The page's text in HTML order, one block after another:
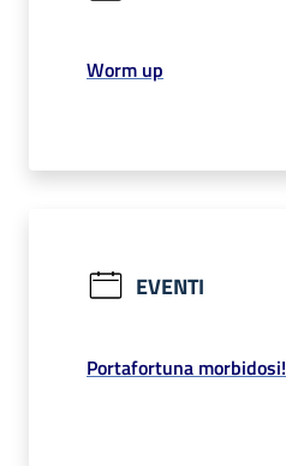
Worm up
EVENTI
Portafortuna morbidosi!